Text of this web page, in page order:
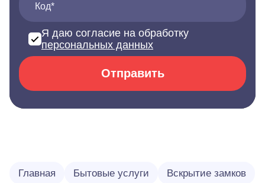
Код*
Я даю согласие на обработку
персональных данных
Отправить
Главная Бытовые услуги Вскрытие замков